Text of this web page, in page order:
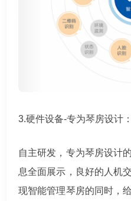
3.硬件设备-专为琴房设计：
自主研发，专为琴房设计
息全面展示，良好的人机
现智能管理琴房的同时，